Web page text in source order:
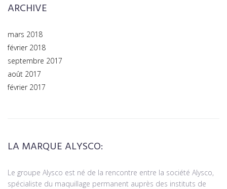
ARCHIVE
mars 2018
février 2018
septembre 2017
août 2017
février 2017
LA MARQUE ALYSCO:
Le groupe Alysco est né de la rencontre entre la société Alysco,
spécialiste du maquillage permanent auprès des instituts de